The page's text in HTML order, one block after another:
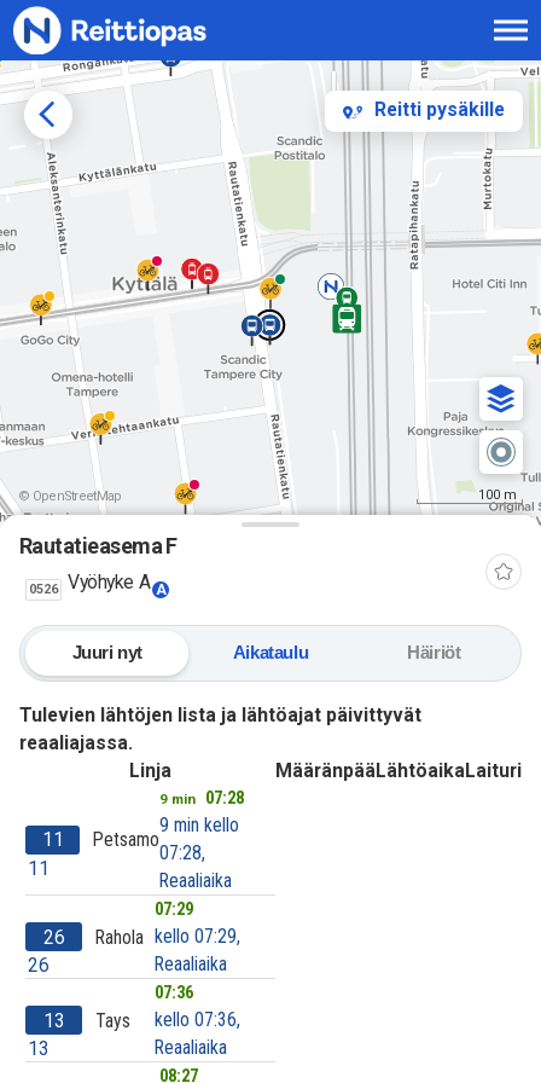
Siirry sisältöön
Reitti pysäkille
© OpenStreetMap 100 m
Rautatieasema F
0526 Vyöhyke A A
Juuri nyt Aikataulu Häiriöt
Tulevien lähtöjen lista ja lähtöajat päivittyvät
reaaliajassa.
Linja
MääränpääLähtöaikaLaituri
11
11
Petsamo
9 min 07:28
9 min kello
07:28,
Reaaliaika
26
26
Rahola
07:29
kello 07:29,
Reaaliaika
13
13
Tays
07:36
kello 07:36,
Reaaliaika
08:27